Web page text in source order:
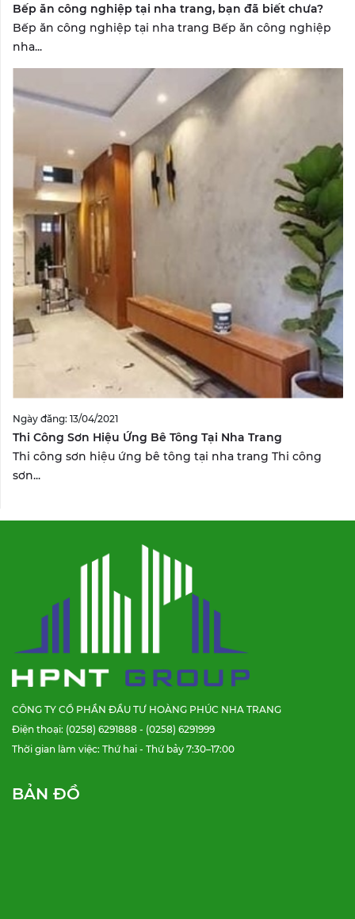
Bếp ăn công nghiệp tại nha trang, bạn đã biết chưa?
Bếp ăn công nghiệp tại nha trang Bếp ăn công nghiệp
nha...
Ngày đăng: 13/04/2021
Thi Công Sơn Hiệu Ứng Bê Tông Tại Nha Trang
Thi công sơn hiệu ứng bê tông tại nha trang Thi công
sơn...
CÔNG TY CỔ PHẦN ĐẦU TƯ HOÀNG PHÚC NHA TRANG
Điện thoại: (0258) 6291888 - (0258) 6291999
Thời gian làm việc: Thứ hai - Thứ bảy 7:30–17:00
BẢN ĐỒ